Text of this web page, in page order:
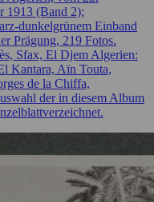
1913 (Band 2);
dunkelgrünem Einband
Prägung, 219 Fotos.
Sfax, El Djem Algerien:
Kantara, Aïn Touta,
de la Chiffa,
der in diesem Album